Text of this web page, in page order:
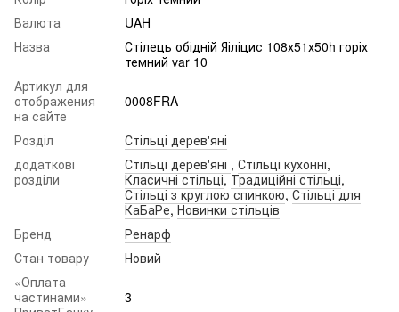
Валюта
UAH
Назва
Стілець обідній Яіліцис 108х51х50h горіх
темний var 10
Артикул для
отображения
на сайте
0008FRA
Розділ
Стільці дерев'яні
додаткові
розділи
Стільці дерев'яні , Стільці кухонні,
Класичні стільці,Традиційні стільці,
Стільці з круглою спинкою,Стільці для
КаБаРе,Новинки стільців
Бренд
Ренарф
Стан товару
Новий
«Оплата
частинами»
3